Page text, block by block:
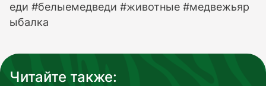
еди #белыемедведи #животные #медвежьяр
ыбалка
Читайте также: